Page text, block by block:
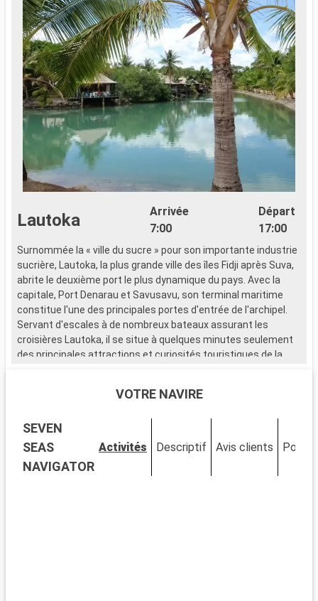
Lautoka
Arrivée
7:00
Départ
17:00
Surnommée la « ville du sucre » pour son importante industrie
sucrière, Lautoka, la plus grande ville des îles Fidji après Suva,
abrite le deuxième port le plus dynamique du pays. Avec la
capitale, Port Denarau et Savusavu, son terminal maritime
constitue l'une des principales portes d'entrée de l'archipel.
Servant d'escales à de nombreux bateaux assurant les
croisières Lautoka, il se situe à quelques minutes seulement
des principales attractions et curiosités touristiques de la
des mers, la plongée sous-marine et le snorkeling sont une
dans le marché très animé de Lautoka offre un aperçu du
charme de la destination. Visiter le Lautoka Sugar Mill et
prendre le petit train touristique sont deux autres alternatives
pour profiter pleinement de l'escale.
VOTRE NAVIRE
SEVEN
SEAS
NAVIGATOR
Activités Descriptif Avis clients Ponts